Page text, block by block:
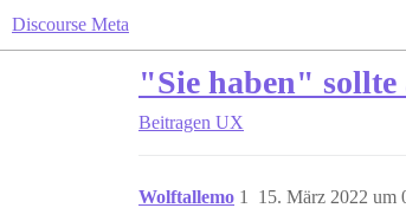
Discourse Meta
"Sie haben" sollte
Beitragen UX
Wolftallemo 15. März 2022 um
1